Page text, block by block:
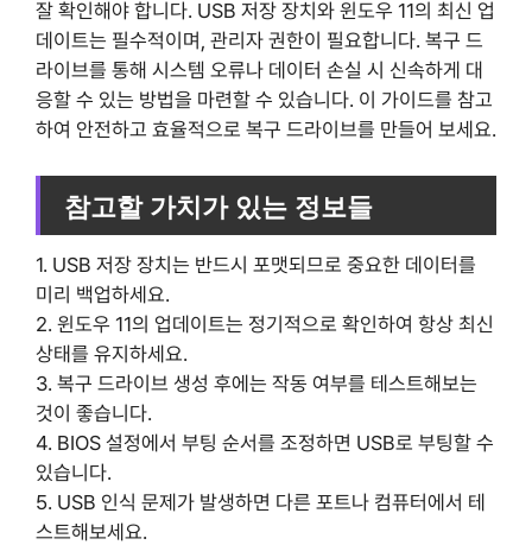
잘 확인해야 합니다. USB 저장 장치와 윈도우 11의 최신 업
데이트는 필수적이며, 관리자 권한이 필요합니다. 복구 드
라이브를 통해 시스템 오류나 데이터 손실 시 신속하게 대
응할 수 있는 방법을 마련할 수 있습니다. 이 가이드를 참고
하여 안전하고 효율적으로 복구 드라이브를 만들어 보세요.
참고할 가치가 있는 정보들
1. USB 저장 장치는 반드시 포맷되므로 중요한 데이터를
미리 백업하세요.
2. 윈도우 11의 업데이트는 정기적으로 확인하여 항상 최신
상태를 유지하세요.
3. 복구 드라이브 생성 후에는 작동 여부를 테스트해보는
것이 좋습니다.
4. BIOS 설정에서 부팅 순서를 조정하면 USB로 부팅할 수
있습니다.
5. USB 인식 문제가 발생하면 다른 포트나 컴퓨터에서 테
스트해보세요.